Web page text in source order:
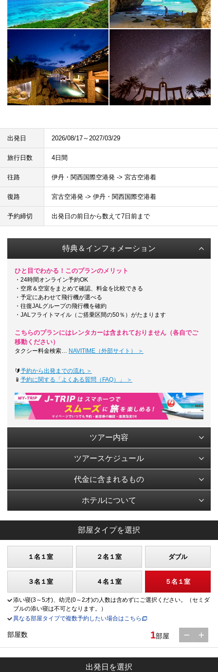
出発日 2026/08/17～2027/03/29
旅行日数 4日間
往路 伊丹・関西国際空港発 -> 宮古空港着
復路 宮古空港発 -> 伊丹・関西国際空港着
予約締切 出発日の前日から数えて7日前まで
特典＆インフォメーション
ひと目でわかる！このプランのメリット
・24時間オンライン予約OK
・空席＆空室をまとめて確認、料金を比較できる
・予定にあわせて飛行機が選べる
・往復JALグループの飛行機を確約
・JALフライトマイル（ご搭乗区間の50％）がたまります
こちらのプランにはレンタカーは含まれておりません（各自でご
移動ください）
タクシー料金検索… NAVITIME（外部サイト） ＞
🔰予約から出発までの流れ ＞
📱 予約に関する「よくある質問（FAQ）」 ＞
ツアー内容
ツアースケジュール
代金に含まれるもの
ホテルについて
部屋タイプを選択
１名１室 ２名１室 ダブル
３名１室 ４名１室 ５名１室
添い寝(3～5才)、幼児(0～2才)の人数は含めずにご選択ください。（セミダ
ブルの添い寝は不可となります。）
異なる部屋タイプで複数予約したい場合はこちら
部屋数 1部屋
出発日を選択